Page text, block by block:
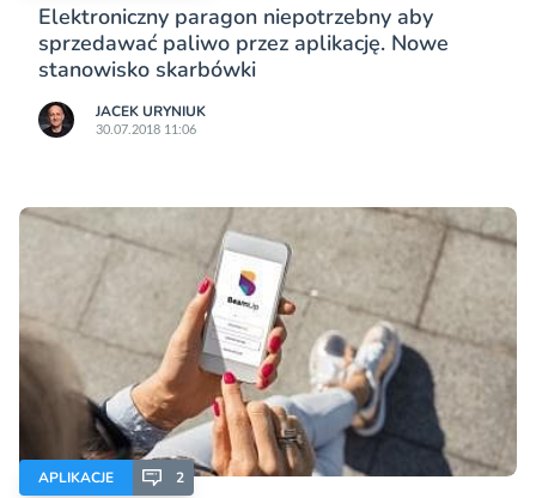
Elektroniczny paragon niepotrzebny aby
sprzedawać paliwo przez aplikację. Nowe
stanowisko skarbówki
JACEK URYNIUK
30.07.2018 11:06
APLIKACJE 2